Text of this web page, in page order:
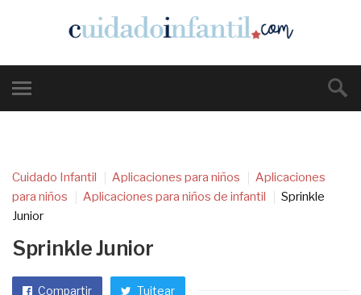
Cuidado Infantil Aplicaciones para niños
Aplicaciones
para niños
Aplicaciones para niños de infantil
Sprinkle
Junior
Sprinkle Junior
Compartir Tuitear